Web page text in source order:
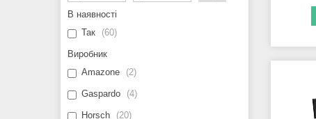
В наявності
Так
60
Виробник
Amazone
2
Gaspardo 4
Horsch 20